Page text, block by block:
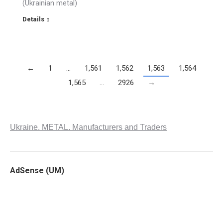
(Ukrainian metal)
Details
← 1 … 1,561 1,562 1,563
1,564
1,565
… 2926 →
Ukraine. METAL. Manufacturers and Traders
AdSense (UM)